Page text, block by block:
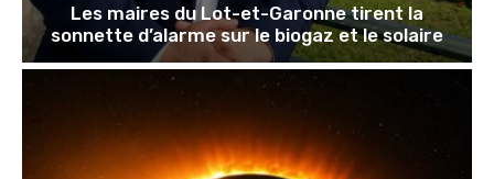
Les maires du Lot-et-Garonne tirent la
sonnette d’alarme sur le biogaz et le solaire